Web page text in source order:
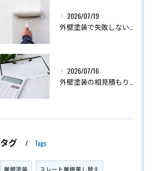
2026/07/19
2026/07/16
タグ Tags
屋根塗装 スレート屋根差し替え